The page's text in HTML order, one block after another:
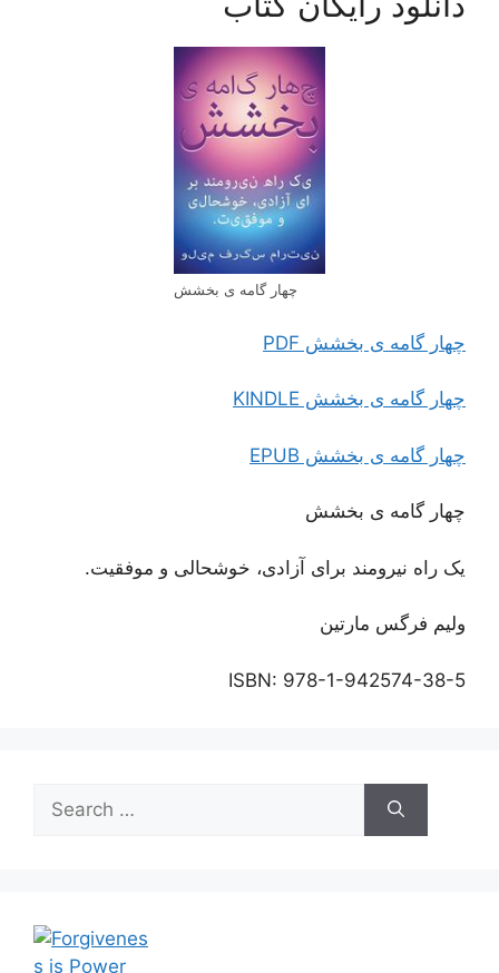
چهار گامه ی بخشش
چهار گامه ی بخشش PDF
چهار گامه ی بخشش KINDLE
چهار گامه ی بخشش EPUB
چهار گامه ی بخشش
یک راه نیرومند برای آزادی، خوشحالی و موفقیت.
ولیم فرگس مارتین
ISBN: 978-1-942574-38-5
for: